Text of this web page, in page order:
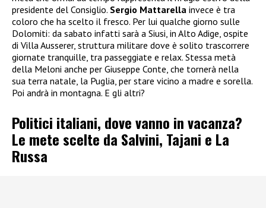
presidente del Consiglio. Sergio Mattarella invece è tra
coloro che ha scelto il fresco. Per lui qualche giorno sulle
Dolomiti: da sabato infatti sarà a Siusi, in Alto Adige, ospite
di Villa Ausserer, struttura militare dove è solito trascorrere
giornate tranquille, tra passeggiate e relax. Stessa metà
della Meloni anche per Giuseppe Conte, che tornerà nella
sua terra natale, la Puglia, per stare vicino a madre e sorella.
Poi andrà in montagna. E gli altri?
Politici italiani, dove vanno in vacanza?
Le mete scelte da Salvini, Tajani e La
Russa